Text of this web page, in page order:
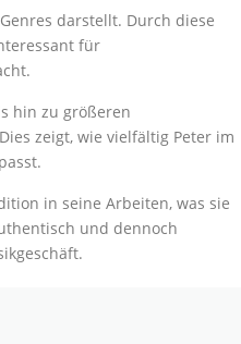
darstellt. Durch diese
für
hin zu größeren
zeigt, wie vielfältig Peter im
in seine Arbeiten, was sie
und dennoch